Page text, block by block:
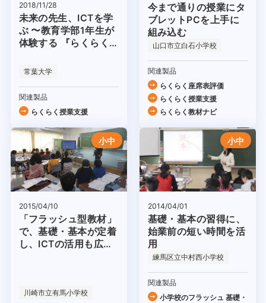
2018/11/28
未来の先生、ICTを学
ぶ 〜教育学部1年生が
体験する 『らくらく
常葉大学
関連製品
らくらく授業支援
今まで通りの授業にタ
ブレットPCを上手に
組み込む
山口市立白石小学校
関連製品
らくらく座席表評価
らくらく授業支援
らくらく教材ナビ
小中
2015/04/10
「フラッシュ型教材」
で、基礎・基本が定着
し、ICTの活用も広が
川崎市立有馬小学校
小中
2014/04/01
基礎・基本の習得に、
始業前の短い時間を活
用
練馬区立中村西小学校
関連製品
小学校のフラッシュ 基礎・